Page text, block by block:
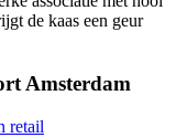
de kaas een geur
Amsterdam
retail